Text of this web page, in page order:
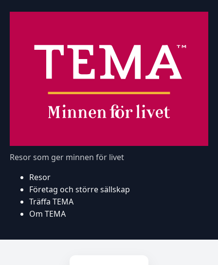
Resor som ger minnen för livet
Resor
Företag och större sällskap
Träffa TEMA
Om TEMA